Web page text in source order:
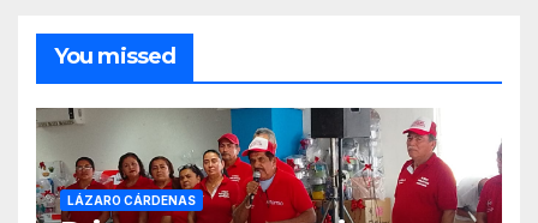
You missed
LÁZARO CÁRDENAS